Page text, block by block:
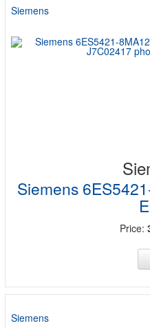
Siemens
Siemens
Price:
Siemens